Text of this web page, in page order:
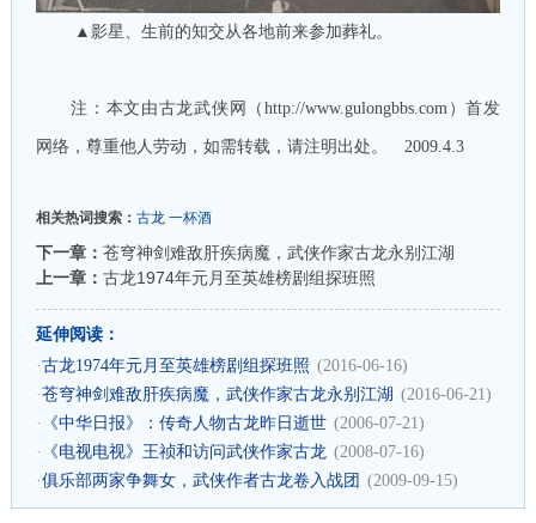
▲影星、生前的知交从各地前来参加葬礼。
注：本文由古龙武侠网（ http://www.gulongbbs.com ）首发
网络，尊重他人劳动，如需转载，请注明出处。 2009.4.3
相关热词搜索： 古龙 一杯酒
下一章： 苍穹神剑难敌肝疾病魔，武侠作家古龙永别江湖
上一章： 古龙1974年元月至英雄榜剧组探班照
延伸阅读：
·古龙1974年元月至英雄榜剧组探班照 (2016-06-16)
·苍穹神剑难敌肝疾病魔，武侠作家古龙永别江湖 (2016-06-21)
·
《中华日报》：传奇人物古龙昨日逝世 (2006-07-21)
·
《电视电视》王祯和访问武侠作家古龙 (2008-07-16)
·俱乐部两家争舞女，武侠作者古龙卷入战团 (2009-09-15)